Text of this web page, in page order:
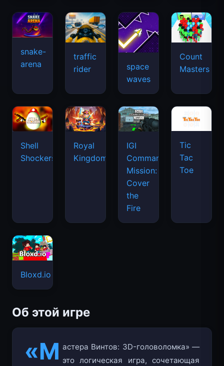
snake-
arena
traffic
rider
space
waves
Count
Masters
Shell
Shockers
Royal
Kingdom
IGI
Commando
Mission:
Cover
the
Fire
Tic
Tac
Toe
Bloxd.io
Об этой игре
«М астера Винтов: 3D-головоломка» —
это логическая игра, сочетающая